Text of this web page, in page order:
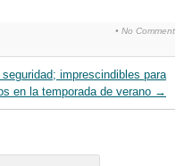
• No Comment
imprescindibles para
en la temporada de verano →